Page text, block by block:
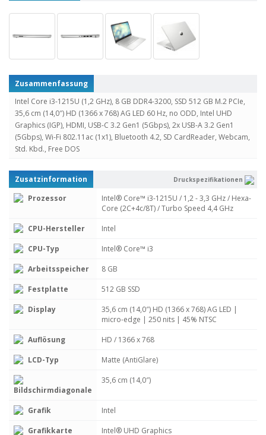
Zusammenfassung
Intel Core i3-1215U (1,2 GHz), 8 GB DDR4-3200, SSD 512 GB M.2 PCIe,
35,6 cm (14,0″) HD (1366 x 768) AG LED 60 Hz, no ODD, Intel UHD
Graphics (IGP), HDMI, USB-C 3.2 Gen1 (5Gbps), 2x USB-A 3.2 Gen1
(5Gbps), Wi-Fi 802.11ac (1x1), Bluetooth 4.2, SD CardReader, Webcam,
Std. Kbd., Free DOS
Zusatzinformation Druckspezifikationen
Prozessor
Intel® Core™ i3-1215U / 1,2 - 3,3 GHz / Hexa-
Core (2C+4c/8T) / Turbo Speed 4,4 GHz
CPU-Hersteller
Intel
CPU-Typ
Intel® Core™ i3
Arbeitsspeicher
8 GB
Festplatte
512 GB SSD
Display
35,6 cm (14,0″) HD (1366 x 768) AG LED |
micro-edge | 250 nits | 45% NTSC
Auflösung
HD / 1366 x 768
LCD-Typ
Matte (AntiGlare)
Bildschirmdiagonale
35,6 cm (14,0″)
Grafik
Intel
Grafikkarte
Intel® UHD Graphics